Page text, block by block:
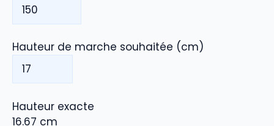
Hauteur de marche souhaitée (cm)
Hauteur exacte
16.67 cm